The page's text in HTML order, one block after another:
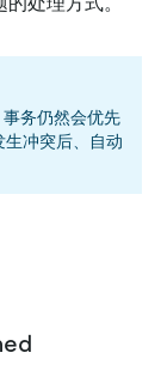
务仍然会优先
冲突后、自动